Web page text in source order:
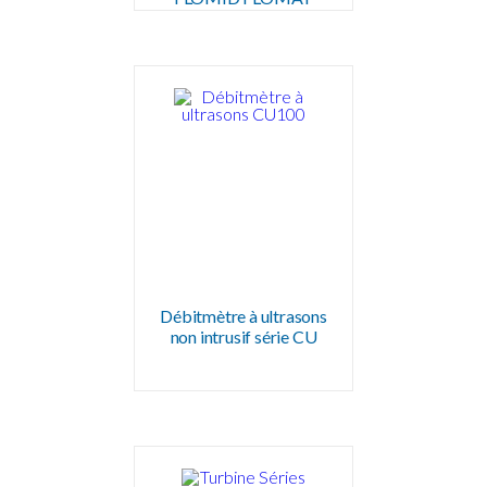
Débitmètre à ultrasons
non intrusif série CU